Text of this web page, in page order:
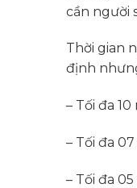
cần người
Thời gian
định
– Tối đa
– Tối đa
– Tối đa